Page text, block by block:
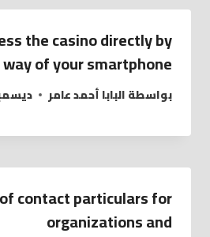
the casino directly by
way of your smartphone
بواسطةالبابا أحمد عامر ديسمبر 16,
contact particulars for
organizations and